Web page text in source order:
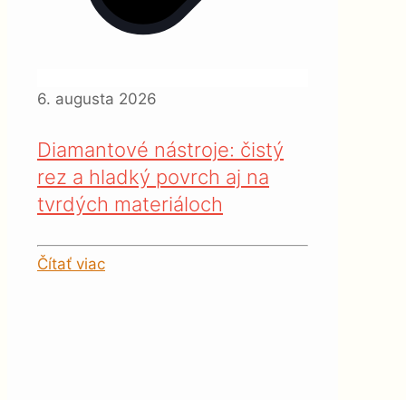
6. augusta 2026
Diamantové nástroje: čistý
rez a hladký povrch aj na
tvrdých materiáloch
Čítať viac